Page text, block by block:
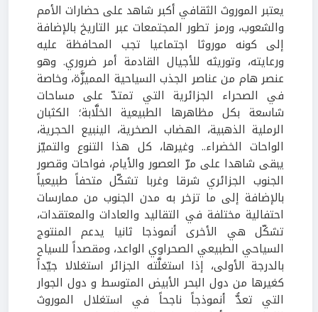
يعتبر الموروث الثقافي أكبر شاهد على حضارات الأمم
والشعوب، ورمز تطور المجتمعات عبر التاريخ بالإضافة
إلى كونه موروثا اجتماعيا تجب المحافظة عليه
ورعايته، وتوريثه للأجيال القادمة أمر ضروري. وهو
عنصر هام من عناصر الجذب السياحية المميزَّة، وخاصة
في الصحراء الجزائرية التي تمتدّ على مساحات
شاسعة بكل مظاهرها الطبيعية الخلَّابة؛ الكثبان
الرملية الذهبية، الهضاب الصخرية، الينبيع الحجرية،
الواحات الخضراء.. وغيرها، كل هذا التنوع والتميّز
يبقى شاهدا على مرّ العصور والأيام، فواحات وقصور
الجنوب الجزائري شرقا وغربا تشكّل متحفاً طبيعياً
بالإضافة إلى ما تزخر به مدن الجنوب من ممارسات
احتفالية مختلفة في التقاليد والعادات والمعتقدات،
تشكّل هي الأخرى أنموذجا ثانيا يدعم المنتوج
السياحي الطبيعي الصحراوي الواعد، ومقصداً للسياح
بالدرجة الأولى، إذا استغلَّته الجزائر استغلالا جيّداً
كغيرها من دول البحر الأبيض المتوسط و دول الجوار
التي تعدُّ أنموذجاً ناجحاً في استغلال الموروث